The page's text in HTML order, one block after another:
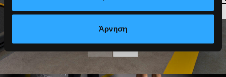
Άρνηση